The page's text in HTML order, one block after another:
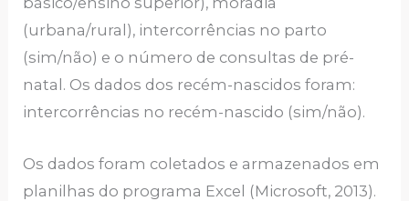
(urbana/rural), intercorrências no parto
(sim/não) e o número de consultas de pré-
natal. Os dados dos recém-nascidos foram:
intercorrências no recém-nascido (sim/não).
Os dados foram coletados e armazenados em
planilhas do programa Excel (Microsoft, 2013).